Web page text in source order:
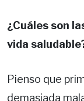
¿Cuáles son
vida
Pienso que
demasiada